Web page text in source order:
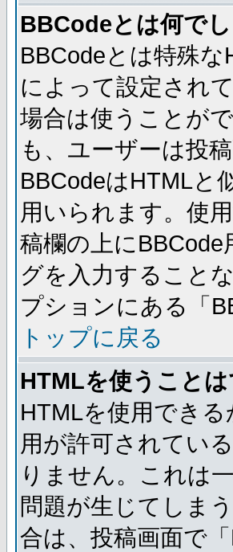
BBCodeとは何で
BBCodeとは特殊
によって設定され
場合は使うことが
も、ユーザーは投
BBCodeはHTMLと
用いられます。使
稿欄の上に
グを入力すること
プションにある「
トップに戻る
HTMLを使うこと
HTMLを使用でき
用が許可されてい
りません。これは
問題が生じてしま
合は、投稿画面で